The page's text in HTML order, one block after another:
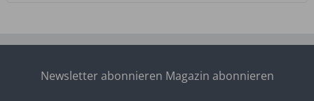
Newsletter abonnieren Magazin abonnieren